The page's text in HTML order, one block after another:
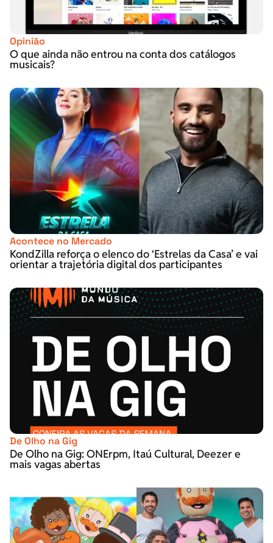
Opinião
O que ainda não entrou na conta dos catálogos
musicais?
Acontece no Mercado
KondZilla reforça o elenco do ‘Estrelas da Casa’ e vai
orientar a trajetória digital dos participantes
De Olho na Gig
De Olho na Gig: ONErpm, Itaú Cultural, Deezer e
mais vagas abertas